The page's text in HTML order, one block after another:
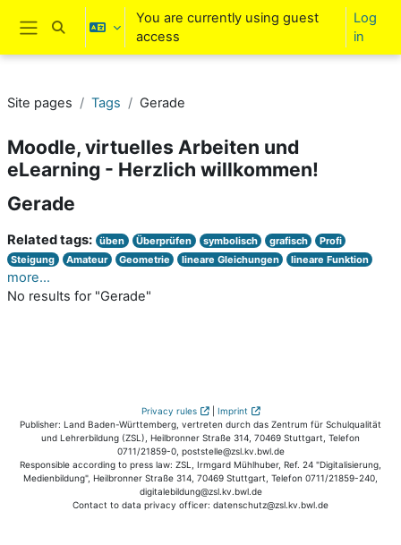
Skip to main content
Side panel
Toggle search input
You are currently using guest
access
Log
in
Site pages Tags Gerade
Moodle, virtuelles Arbeiten und
eLearning - Herzlich willkommen!
Gerade
Related tags: üben Überprüfen symbolisch grafisch
Profi
Steigung
Amateur Geometrie lineare Gleichungen lineare Funktion
more...
No results for "Gerade"
Privacy rules | Imprint
Publisher: Land Baden-Württemberg, vertreten durch das Zentrum für Schulqualität
und Lehrerbildung (ZSL), Heilbronner Straße 314, 70469 Stuttgart, Telefon
0711/21859-0, poststelle@zsl.kv.bwl.de
Responsible according to press law: ZSL, Irmgard Mühlhuber, Ref. 24 "Digitalisierung,
Medienbildung", Heilbronner Straße 314, 70469 Stuttgart, Telefon 0711/21859-240,
digitalebildung@zsl.kv.bwl.de
Contact to data privacy officer: datenschutz@zsl.kv.bwl.de